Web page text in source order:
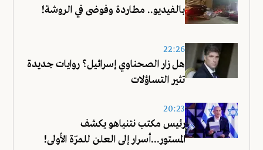
بالفيديو.. مطاردة وفوضى في الروشة!
22:26
هل زار الصحناوي إسرائيل؟ روايات جديدة
تثير التساؤلات
20:23
رئيس مكتب نتنياهو يكشف
المستور...أسرار إلى العلن للمرّة الأولى!